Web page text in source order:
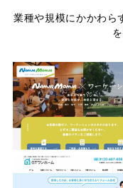
業種や規模にかかわら
MONJA
株式会社GTワンホー